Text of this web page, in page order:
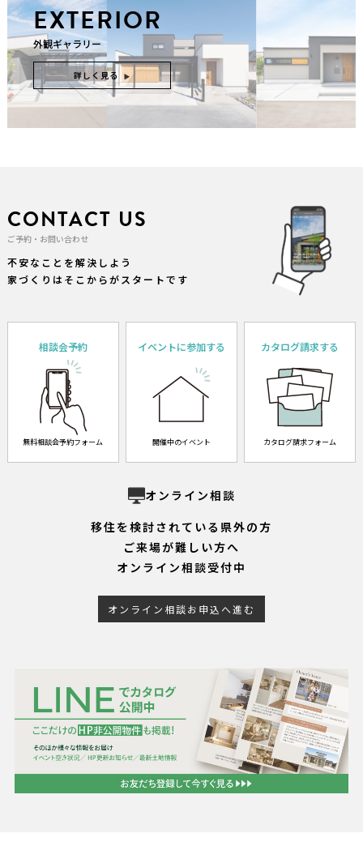
EXTERIOR
外観ギャラリー
詳しく見る
CONTACT US
ご予約・お問い合わせ
不安なことを解決しよう
家づくりはそこからがスタートです
相談会予約
無料相談会予約フォーム
イベントに参加する
開催中のイベント
カタログ請求する
カタログ請求フォーム
オンライン相談
移住を検討されている県外の方
ご来場が難しい方へ
オンライン相談受付中
オンライン相談お申込へ進む